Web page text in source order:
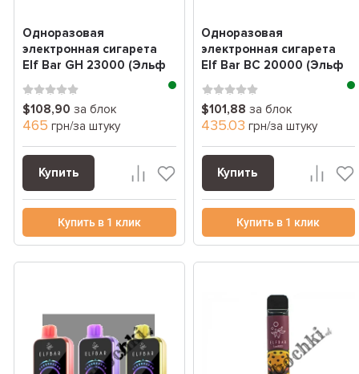
Одноразовая
электронная сигарета
Elf Bar GH 23000 (Эльф
бар 23000 Затяжек)
блок
$108,90 за блок
465 грн/за штуку
Купить
Купить в 1 клик
Одноразовая
электронная сигарета
Elf Bar BC 20000 (Эльф
бар 20000 Затяжек)
блок
$101,88 за блок
435.03 грн/за штуку
Купить
Купить в 1 клик